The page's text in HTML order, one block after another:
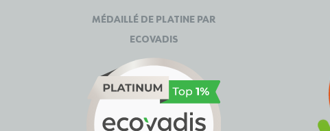
MÉDAILLÉ DE PLATINE PAR
ECOVADIS